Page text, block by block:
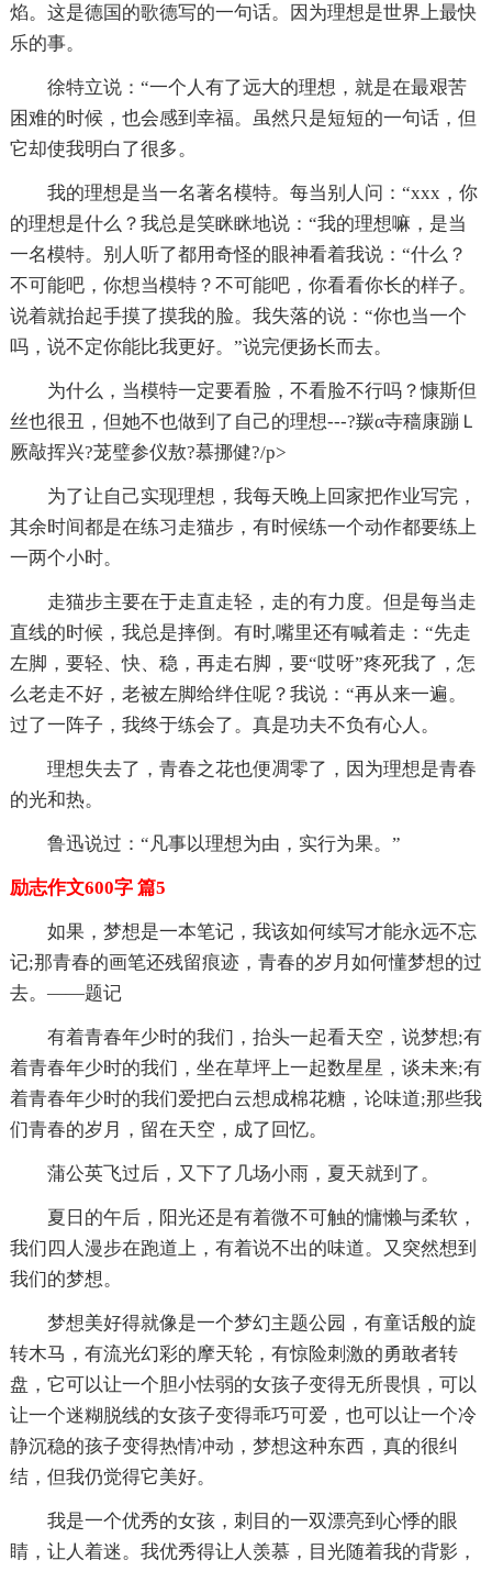
焰。这是德国的歌德写的一句话。因为理想是世界上最快
乐的事。
徐特立说：“一个人有了远大的理想，就是在最艰苦
困难的时候，也会感到幸福。虽然只是短短的一句话，但
它却使我明白了很多。
我的理想是当一名著名模特。每当别人问：“xxx，你
的理想是什么？我总是笑眯眯地说：“我的理想嘛，是当
一名模特。别人听了都用奇怪的眼神看着我说：“什么？
不可能吧，你想当模特？不可能吧，你看看你长的样子。
说着就抬起手摸了摸我的脸。我失落的说：“你也当一个
吗，说不定你能比我更好。”说完便扬长而去。
为什么，当模特一定要看脸，不看脸不行吗？慷斯但
丝也很丑，但她不也做到了自己的理想---?羰α寺穑康蹦Ｌ
厥敲挥兴?茏璧参仪敖?慕挪健?/p>
为了让自己实现理想，我每天晚上回家把作业写完，
其余时间都是在练习走猫步，有时候练一个动作都要练上
一两个小时。
走猫步主要在于走直走轻，走的有力度。但是每当走
直线的时候，我总是摔倒。有时,嘴里还有喊着走：“先走
左脚，要轻、快、稳，再走右脚，要“哎呀”疼死我了，怎
么老走不好，老被左脚给绊住呢？我说：“再从来一遍。
过了一阵子，我终于练会了。真是功夫不负有心人。
理想失去了，青春之花也便凋零了，因为理想是青春
的光和热。
鲁迅说过：“凡事以理想为由，实行为果。”
励志作文600字 篇5
如果，梦想是一本笔记，我该如何续写才能永远不忘
记;那青春的画笔还残留痕迹，青春的岁月如何懂梦想的过
去。——题记
有着青春年少时的我们，抬头一起看天空，说梦想;有
着青春年少时的我们，坐在草坪上一起数星星，谈未来;有
着青春年少时的我们爱把白云想成棉花糖，论味道;那些我
们青春的岁月，留在天空，成了回忆。
蒲公英飞过后，又下了几场小雨，夏天就到了。
夏日的午后，阳光还是有着微不可触的慵懒与柔软，
我们四人漫步在跑道上，有着说不出的味道。又突然想到
我们的梦想。
梦想美好得就像是一个梦幻主题公园，有童话般的旋
转木马，有流光幻彩的摩天轮，有惊险刺激的勇敢者转
盘，它可以让一个胆小怯弱的女孩子变得无所畏惧，可以
让一个迷糊脱线的女孩子变得乖巧可爱，也可以让一个冷
静沉稳的孩子变得热情冲动，梦想这种东西，真的很纠
结，但我仍觉得它美好。
我是一个优秀的女孩，刺目的一双漂亮到心悸的眼
睛，让人着迷。我优秀得让人羡慕，目光随着我的背影，